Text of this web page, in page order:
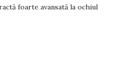
foarte avan­sată la ochiul